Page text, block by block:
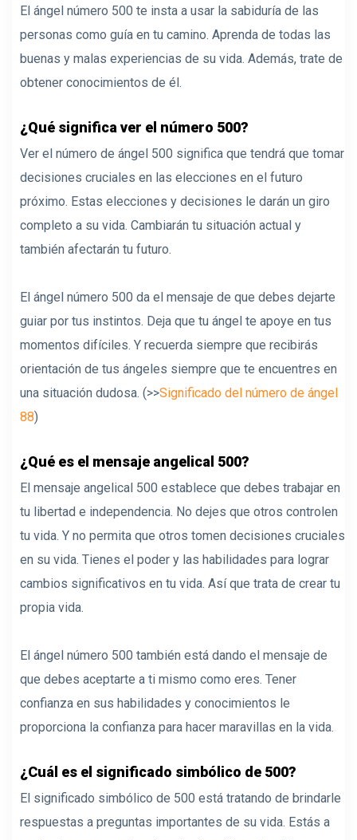
El ángel número 500 te insta a usar la sabiduría de las
personas como guía en tu camino. Aprenda de todas las
buenas y malas experiencias de su vida. Además, trate de
obtener conocimientos de él.
¿Qué significa ver el número 500?
Ver el número de ángel 500 significa que tendrá que tomar
decisiones cruciales en las elecciones en el futuro
próximo. Estas elecciones y decisiones le darán un giro
completo a su vida. Cambiarán tu situación actual y
también afectarán tu futuro.
El ángel número 500 da el mensaje de que debes dejarte
guiar por tus instintos. Deja que tu ángel te apoye en tus
momentos difíciles. Y recuerda siempre que recibirás
orientación de tus ángeles siempre que te encuentres en
una situación dudosa. (>>Significado del número de ángel
88)
¿Qué es el mensaje angelical 500?
El mensaje angelical 500 establece que debes trabajar en
tu libertad e independencia. No dejes que otros controlen
tu vida. Y no permita que otros tomen decisiones cruciales
en su vida. Tienes el poder y las habilidades para lograr
cambios significativos en tu vida. Así que trata de crear tu
propia vida.
El ángel número 500 también está dando el mensaje de
que debes aceptarte a ti mismo como eres. Tener
confianza en sus habilidades y conocimientos le
proporciona la confianza para hacer maravillas en la vida.
¿Cuál es el significado simbólico de 500?
El significado simbólico de 500 está tratando de brindarle
respuestas a preguntas importantes de su vida. Estás a